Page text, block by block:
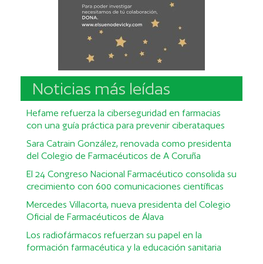
Noticias más leídas
Hefame refuerza la ciberseguridad en farmacias
con una guía práctica para prevenir ciberataques
Sara Catrain González, renovada como presidenta
del Colegio de Farmacéuticos de A Coruña
El 24 Congreso Nacional Farmacéutico consolida su
crecimiento con 600 comunicaciones científicas
Mercedes Villacorta, nueva presidenta del Colegio
Oficial de Farmacéuticos de Álava
Los radiofármacos refuerzan su papel en la
formación farmacéutica y la educación sanitaria